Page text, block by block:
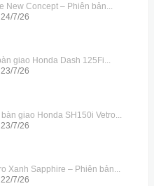
New Concept – Phiên bản...
24/7/26
giao Honda Dash 125Fi...
23/7/26
giao Honda SH150i Vetro...
23/7/26
Xanh Sapphire – Phiên bản...
22/7/26